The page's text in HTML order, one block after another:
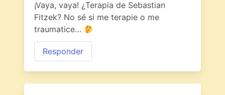
¡Vaya, vaya! ¿Terapia de Sebastian
Fitzek? No sé si me terapie o me
traumatice…
Responder